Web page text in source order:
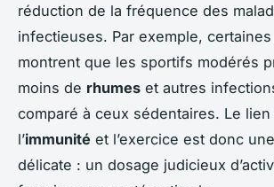
réduction de la fréquence des
infectieuses. Par exemple,
montrent que les sportifs modérés
moins de rhumes et autres
comparé à ceux sédentaires. Le lien
l’immunité et l’exercice est donc
délicate : un dosage judicieux